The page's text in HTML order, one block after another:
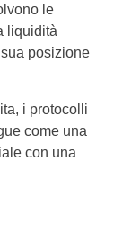
le
liquidità
posizione
i protocolli
come una
con una